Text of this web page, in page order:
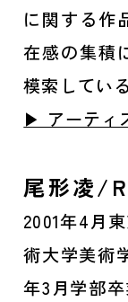
に関する作
在感の集積
模索している
▶ アーティ
尾形凌/
2001年4月
術大学美術
年3月学部